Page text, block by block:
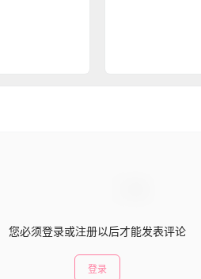
您必须登录或注册以后才能发表评论
登录